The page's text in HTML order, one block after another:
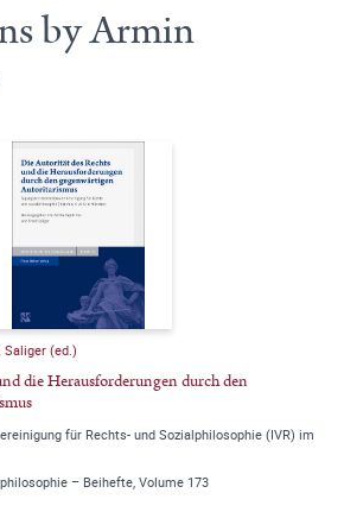
by Armin
Saliger (ed.)
die Herausforderungen durch den
für Rechts- und Sozialphilosophie (IVR) im
– Beihefte, Volume 173